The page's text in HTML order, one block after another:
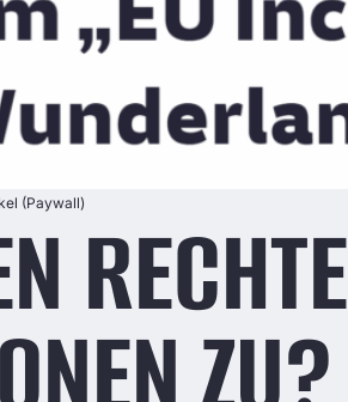
(Paywall)RECHTE